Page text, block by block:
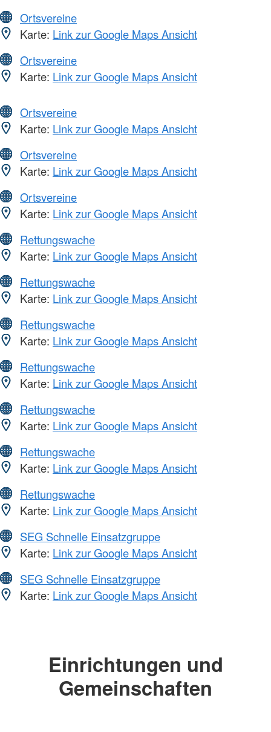
Ortsvereine
Karte: Link zur Google Maps Ansicht
Ortsvereine
Karte: Link zur Google Maps Ansicht
Ortsvereine
Karte: Link zur Google Maps Ansicht
Ortsvereine
Karte: Link zur Google Maps Ansicht
Ortsvereine
Karte: Link zur Google Maps Ansicht
Rettungswache
Karte: Link zur Google Maps Ansicht
Rettungswache
Karte: Link zur Google Maps Ansicht
Rettungswache
Karte: Link zur Google Maps Ansicht
Rettungswache
Karte: Link zur Google Maps Ansicht
Rettungswache
Karte: Link zur Google Maps Ansicht
Rettungswache
Karte: Link zur Google Maps Ansicht
Rettungswache
Karte: Link zur Google Maps Ansicht
SEG Schnelle Einsatzgruppe
Karte: Link zur Google Maps Ansicht
SEG Schnelle Einsatzgruppe
Karte: Link zur Google Maps Ansicht
Einrichtungen und
Gemeinschaften